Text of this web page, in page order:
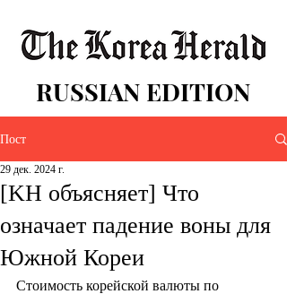
RUSSIAN EDITION
Пост
[KH объясняет] Что
означает падение воны для
Южной Кореи
29 дек. 2024 г.
Стоимость корейской валюты по